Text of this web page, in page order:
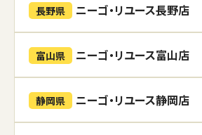
長野県 ニーゴ・リユース長野店
富山県 ニーゴ・リユース富山店
静岡県 ニーゴ・リユース静岡店